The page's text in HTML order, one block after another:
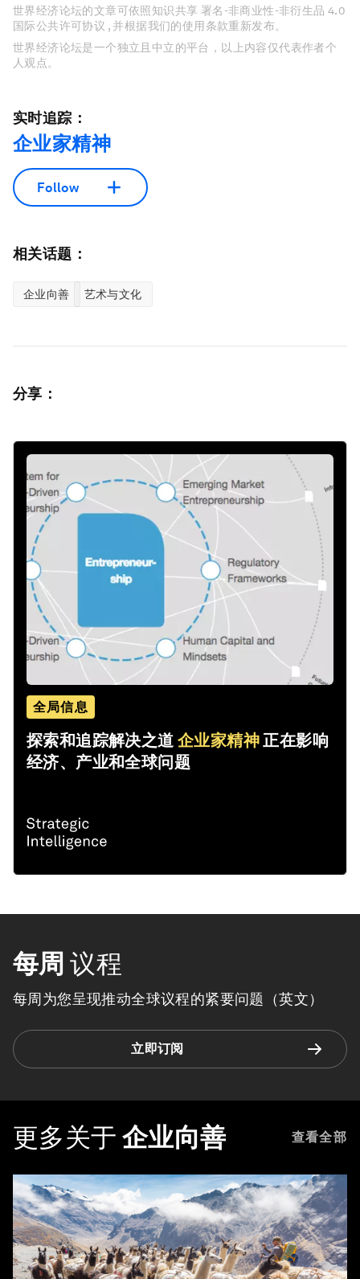
世界经济论坛的文章可依照知识共享 署名-非商业性-非衍生品 4.0
国际公共许可协议 , 并根据我们的使用条款重新发布。
世界经济论坛是一个独立且中立的平台，以上内容仅代表作者个
人观点。
实时追踪：
企业家精神
Follow
相关话题：
企业向善 艺术与文化
分享：
全局信息
探索和追踪解决之道企业家精神正在影响
经济、产业和全球问题
每周 议程
每周为您呈现推动全球议程的紧要问题（英文）
立即订阅
更多关于 企业向善 查看全部